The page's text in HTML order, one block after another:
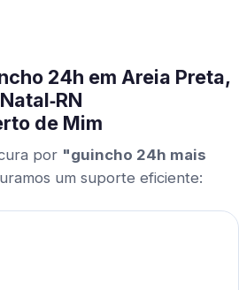
24h em Areia Preta,
Natal‑RN
de Mim
por "guincho 24h mais
um suporte eficiente: